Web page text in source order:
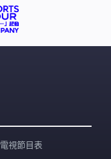
電視節目表